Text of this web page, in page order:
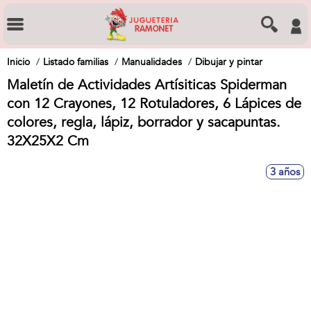
Inicio Listado familias Manualidades Dibujar y pintar
Maletín de Actividades Artísiticas Spiderman
con 12 Crayones, 12 Rotuladores, 6 Lápices de
colores, regla, lápiz, borrador y sacapuntas.
32X25X2 Cm
3 años